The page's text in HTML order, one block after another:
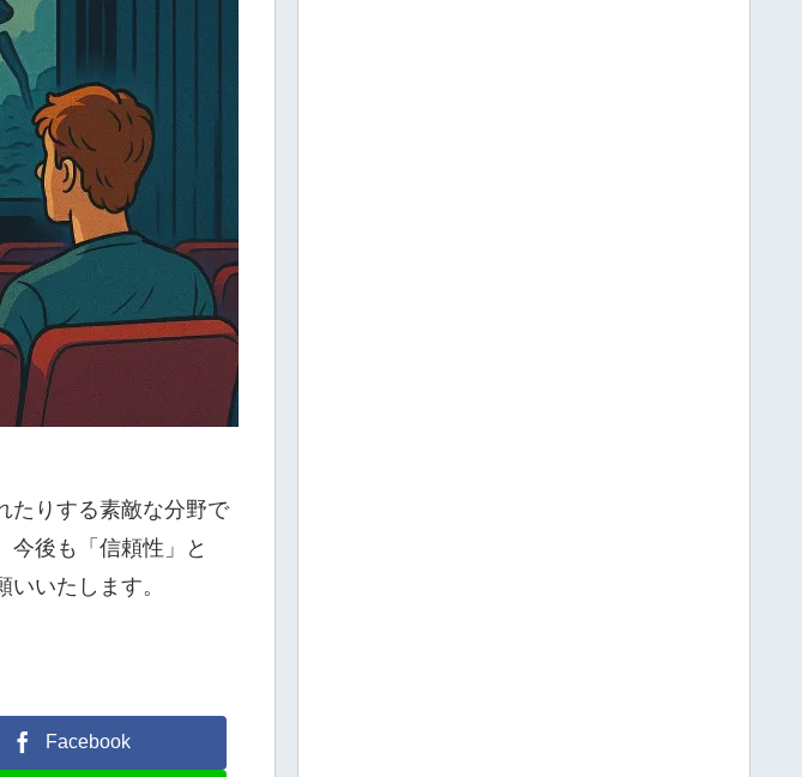
たりする素敵な分野で
今後も「信頼性」と
いたします。
Facebook